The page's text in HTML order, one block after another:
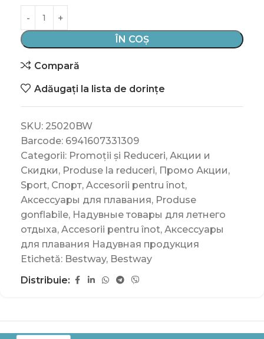
ÎN COȘ
Compară
Adăugați la lista de dorințe
SKU: 25020BW
Barcode: 6941607331309
Categorii: Promoții și Reduceri, Акции и
Скидки, Produse la reduceri, Промо Акции,
Sport, Спорт, Accesorii pentru înot,
Аксессуары для плавания, Produse
gonflabile, Надувные товары для летнего
отдыха, Accesorii pentru înot, Аксессуары
для плавания Надувная продукция
Etichetă: Bestway, Bestway
Distribuie: